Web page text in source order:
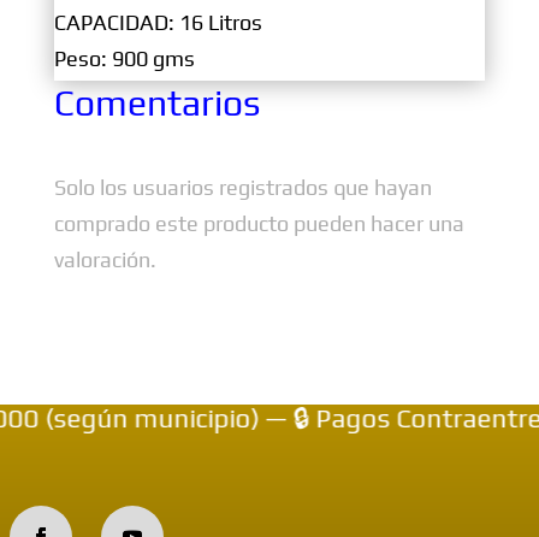
CAPACIDAD: 16 Litros
Peso: 900 gms
Comentarios
Solo los usuarios registrados que hayan
comprado este producto pueden hacer una
valoración.
municipio) — 🔒 Pagos